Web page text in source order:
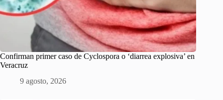
Confirman primer caso de Cyclospora o ‘diarrea explosiva’ en
Veracruz
9 agosto, 2026